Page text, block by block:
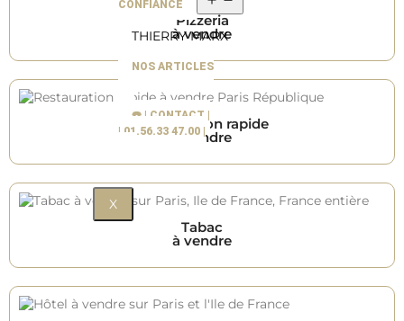
CONFIANCE
THIERRY MARX
NOS ARTICLES
☎️ | CONTACT |
| 01.56.33 47.00 |
X
Pizzeria
à vendre
Restauration rapide
à vendre
Tabac
à vendre